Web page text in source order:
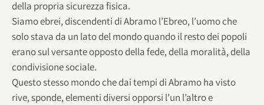
della propria sicurezza fisica.
Siamo ebrei, discendenti di Abramo l’Ebreo, l’uomo che
solo stava da un lato del mondo quando il resto dei popoli
erano sul versante opposto della fede, della moralità, della
condivisione sociale.
Questo stesso mondo che dai tempi di Abramo ha visto
rive, sponde, elementi diversi opporsi l’un l’altro e